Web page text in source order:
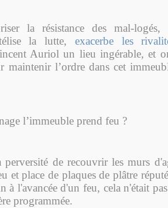
la résistance des mal-
la lutte, exacerbe les
Auriol un lieu ingérable, et
maintenir l’ordre dans cet
l’immeuble prend feu ?
de recouvrir les murs
et place de plaques de plâtre
à l'avancée d'un feu, cela n'était
programmée.